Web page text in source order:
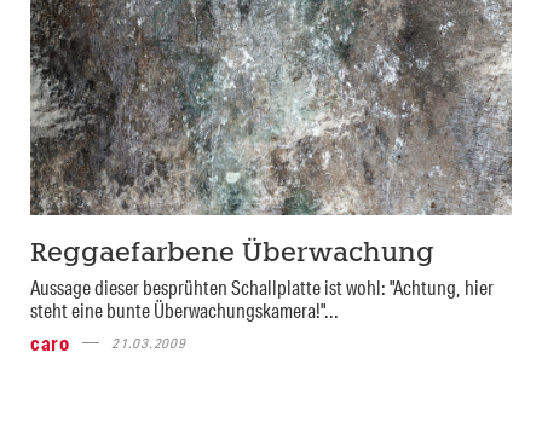
Reggaefarbene Überwachung
Aussage dieser besprühten Schallplatte ist wohl: "Achtung, hier
steht eine bunte Überwachungskamera!"...
caro
21.03.2009